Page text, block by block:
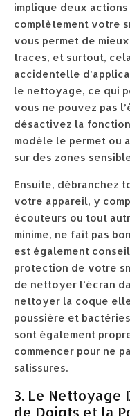
implique deux
complètement votre
vous permet de
traces, et surtout,
accidentelle
le nettoyage, ce qui
vous ne pouvez pas
désactivez la
modèle le permet ou
sur des zones
Ensuite, débranchez
votre appareil, y
écouteurs ou tout
minime, ne fait pas
est également
protection de votre
de nettoyer l’écran
nettoyer la coque
poussière et
sont également
commencer pour ne
salissures.
3. Le Nettoyage
de Doigts et la